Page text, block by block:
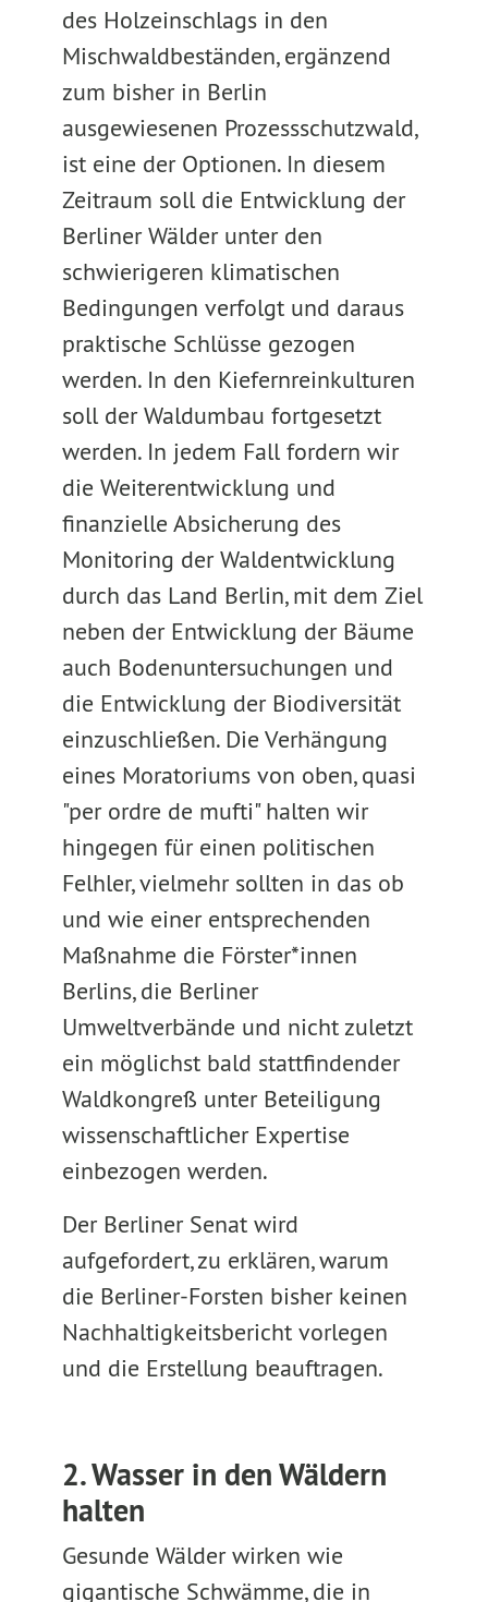
des Holzeinschlags in den
Mischwaldbeständen, ergänzend
zum bisher in Berlin
ausgewiesenen Prozessschutzwald,
ist eine der Optionen. In diesem
Zeitraum soll die Entwicklung der
Berliner Wälder unter den
schwierigeren klimatischen
Bedingungen verfolgt und daraus
praktische Schlüsse gezogen
werden. In den Kiefernreinkulturen
soll der Waldumbau fortgesetzt
werden. In jedem Fall fordern wir
die Weiterentwicklung und
finanzielle Absicherung des
Monitoring der Waldentwicklung
durch das Land Berlin, mit dem Ziel
neben der Entwicklung der Bäume
auch Bodenuntersuchungen und
die Entwicklung der Biodiversität
einzuschließen. Die Verhängung
eines Moratoriums von oben, quasi
"per ordre de mufti" halten wir
hingegen für einen politischen
Felhler, vielmehr sollten in das ob
und wie einer entsprechenden
Maßnahme die Förster*innen
Berlins, die Berliner
Umweltverbände und nicht zuletzt
ein möglichst bald stattfindender
Waldkongreß unter Beteiligung
wissenschaftlicher Expertise
einbezogen werden.
Der Berliner Senat wird
aufgefordert, zu erklären, warum
die Berliner-Forsten bisher keinen
Nachhaltigkeitsbericht vorlegen
und die Erstellung beauftragen.
2. Wasser in den Wäldern
halten
Gesunde Wälder wirken wie
gigantische Schwämme, die in